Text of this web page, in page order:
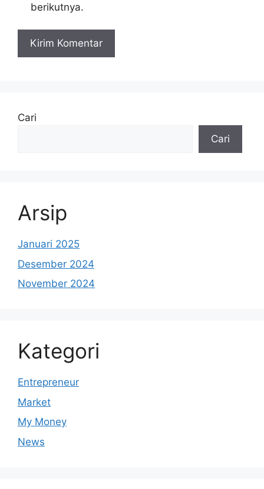
berikutnya.
Cari
Cari
Arsip
Januari 2025
Desember 2024
November 2024
Kategori
Entrepreneur
Market
My Money
News